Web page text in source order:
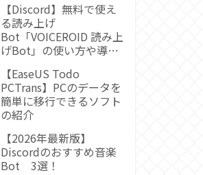
【Discord】無料で使え
る読み上げ
Bot「VOICEROID 読み上
げBot」の使い方や導入
【EaseUS Todo
PCTrans】PCのデータを
簡単に移行できるソフト
の紹介
【2026年最新版】
Discordのおすすめ音楽
Bot 3選！